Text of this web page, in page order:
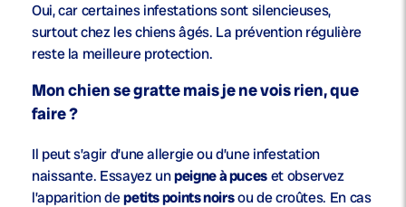
Oui, car certaines infestations sont silencieuses,
surtout chez les chiens âgés. La prévention régulière
reste la meilleure protection.
Mon chien se gratte mais je ne vois rien, que
faire ?
Il peut s’agir d’une allergie ou d’une infestation
naissante. Essayez unpeigne à puceset observez
l’apparition depetits points noirsou de croûtes. En cas